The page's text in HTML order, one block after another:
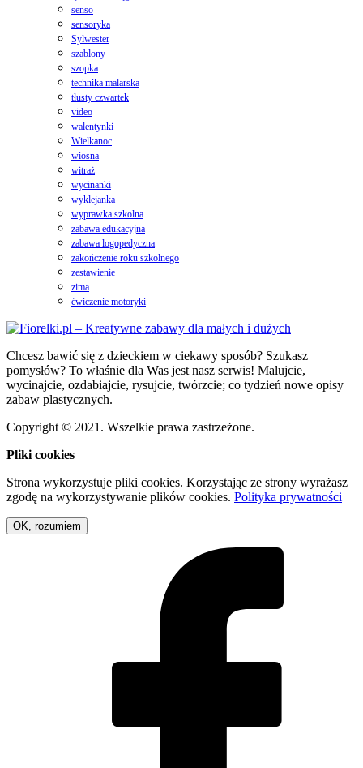
senso
sensoryka
Sylwester
szablony
szopka
technika malarska
tłusty czwartek
video
walentynki
Wielkanoc
wiosna
witraż
wycinanki
wyklejanka
wyprawka szkolna
zabawa edukacyjna
zabawa logopedyczna
zakończenie roku szkolnego
zestawienie
zima
ćwiczenie motoryki
Chcesz bawić się z dzieckiem w ciekawy sposób? Szukasz
pomysłów? To właśnie dla Was jest nasz serwis! Malujcie,
wycinajcie, ozdabiajcie, rysujcie, twórzcie; co tydzień nowe opisy
zabaw plastycznych.
Copyright © 2021. Wszelkie prawa zastrzeżone.
Pliki cookies
Strona wykorzystuje pliki cookies. Korzystając ze strony wyrażasz
zgodę na wykorzystywanie plików cookies. Polityka prywatności
OK, rozumiem